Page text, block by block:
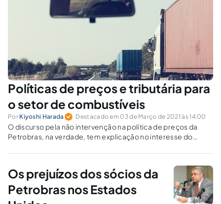
Políticas de preços e tributária para
o setor de combustíveis
Por Kiyoshi Harada Destacado em 03 de Março de 2021 às 14:00
O discurso pela não intervenção na política de preços da
Petrobras, na verdade, tem explicação no interesse do
Os prejuízos dos sócios da
Petrobras nos Estados